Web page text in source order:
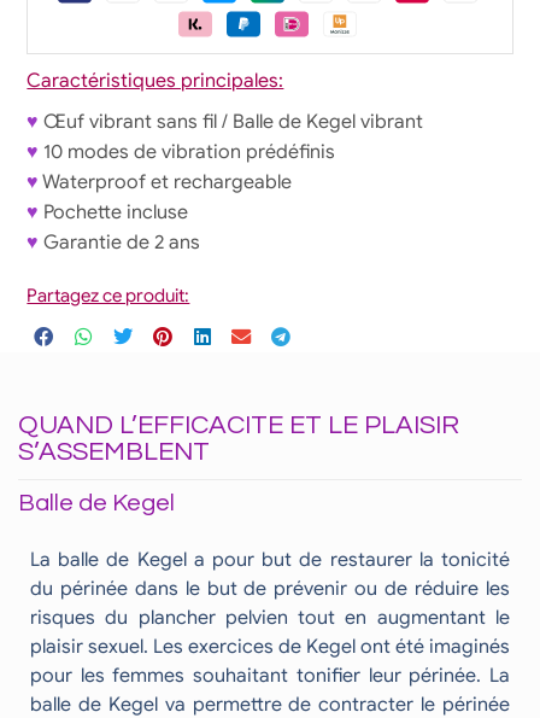
Caractéristiques principales:
♥ Œuf vibrant sans fil / Balle de Kegel vibrant
♥ 10 modes de vibration prédéfinis
♥ Waterproof et rechargeable
♥ Pochette incluse
♥ Garantie de 2 ans
Partagez ce produit:
QUAND L’EFFICACITE ET LE PLAISIR
S’ASSEMBLENT
Balle de Kegel
La balle de Kegel a pour but de restaurer la tonicité
du périnée dans le but de prévenir ou de réduire les
risques du plancher pelvien tout en augmentant le
plaisir sexuel. Les exercices de Kegel ont été imaginés
pour les femmes souhaitant tonifier leur périnée. La
balle de Kegel va permettre de contracter le périnée